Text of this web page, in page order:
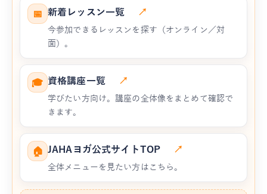
📅 新着レッスン一覧 ↗
今参加できるレッスンを探す（オンライン／対
面）。
🎓 資格講座一覧 ↗
学びたい方向け。講座の全体像をまとめて確認で
きます。
🏠 JAHAヨガ公式サイトTOP ↗
全体メニューを見たい方はこちら。